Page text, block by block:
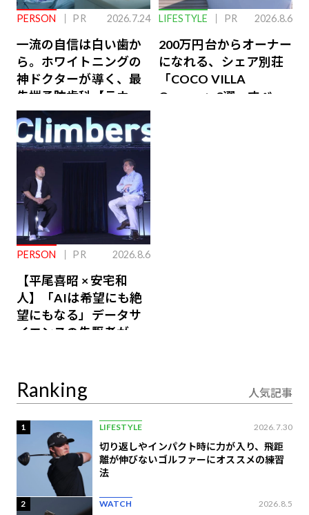
PERSON PR 2026.7.24
一流の自信は白い歯か
ら。ホワイトニングの
神ドクターが導く、最
先端予防歯科【ラウン
ジ会員特典あり】
LIFESTYLE PR 2026.8.6
200万円台からオーナー
になれる、シェア別荘
「COCO VILLA
Owners」3選。すべて
PERSON PR 2026.8.6
【平尾喜昭 × 安宅和
人】「AIは希望にも絶
望にもなる」データサ
イエンスの先駆者が語
Ranking 人気記事
1 LIFESTYLE 2026.7.30
切り返しやインパクト時に力が入り、飛距
離が伸びないゴルファーにオススメの練習
法
2 WATCH 2026.8.5